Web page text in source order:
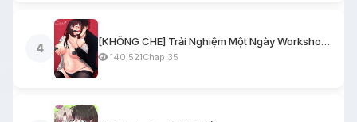
4
[KHÔNG CHE] Trải Nghiệm Một Ngày Workshop BDSM
140,521Chap 35